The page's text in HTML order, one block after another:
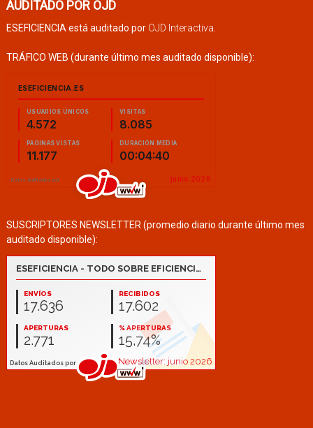
AUDITADO POR OJD
ESEFICIENCIA está auditado por OJD Interactiva
TRÁFICO WEB (durante último mes auditado disponible):
SUSCRIPTORES NEWSLETTER (promedio diario durante último mes
auditado disponible):